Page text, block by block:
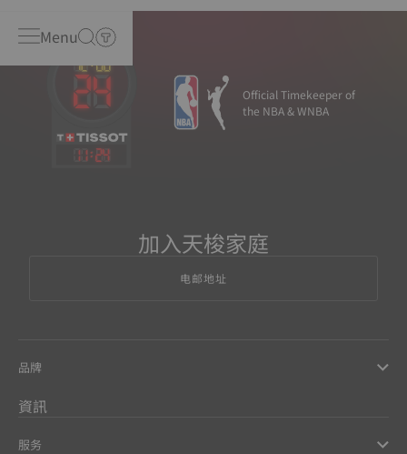
Menu
11:24
Official Timekeeper of
the NBA & WNBA
加入天梭家庭
电邮地址
品牌
資訊
服务